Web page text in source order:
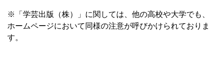
※「学芸出版（株）」に関しては、他の高校や大学でも、
ホームページにおいて同様の注意が呼びかけられておりま
す。